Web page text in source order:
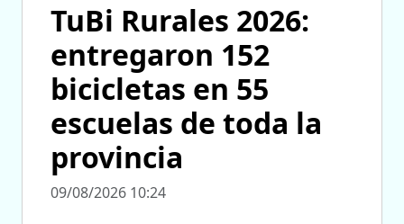
TuBi Rurales 2026:
entregaron 152
bicicletas en 55
escuelas de toda la
provincia
09/08/2026 10:24